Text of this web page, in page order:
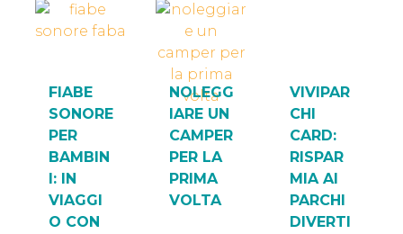
FIABE
SONORE
PER
BAMBIN
I: IN
VIAGGI
O CON
NOLEGG
IARE UN
CAMPER
PER LA
PRIMA
VOLTA
VIVIPAR
CHI
CARD:
RISPAR
MIA AI
PARCHI
DIVERTI